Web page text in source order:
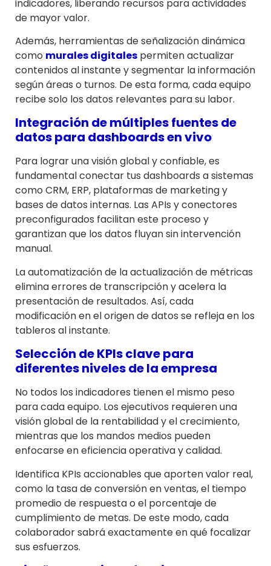
indicadores, liberando recursos para actividades
de mayor valor.
Además, herramientas de señalización dinámica
como murales digitales permiten actualizar
contenidos al instante y segmentar la información
según áreas o turnos. De esta forma, cada equipo
recibe solo los datos relevantes para su labor.
Integración de múltiples fuentes de
datos para dashboards en vivo
Para lograr una visión global y confiable, es
fundamental conectar tus dashboards a sistemas
como CRM, ERP, plataformas de marketing y
bases de datos internas. Las APIs y conectores
preconfigurados facilitan este proceso y
garantizan que los datos fluyan sin intervención
manual.
La automatización de la actualización de métricas
elimina errores de transcripción y acelera la
presentación de resultados. Así, cada
modificación en el origen de datos se refleja en los
tableros al instante.
Selección de KPIs clave para
diferentes niveles de la empresa
No todos los indicadores tienen el mismo peso
para cada equipo. Los ejecutivos requieren una
visión global de la rentabilidad y el crecimiento,
mientras que los mandos medios pueden
enfocarse en eficiencia operativa y calidad.
Identifica KPIs accionables que aporten valor real,
como la tasa de conversión en ventas, el tiempo
promedio de respuesta o el porcentaje de
cumplimiento de metas. De este modo, cada
colaborador sabrá exactamente en qué focalizar
sus esfuerzos.